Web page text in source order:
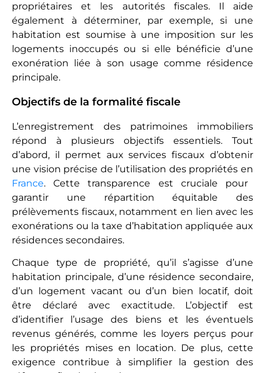
propriétaires et les autorités fiscales. Il aide
également à déterminer, par exemple, si une
habitation est soumise à une imposition sur les
logements inoccupés ou si elle bénéficie d’une
exonération liée à son usage comme résidence
principale.
Objectifs de la formalité fiscale
L’enregistrement des patrimoines immobiliers
répond à plusieurs objectifs essentiels. Tout
d’abord, il permet aux services fiscaux d’obtenir
une vision précise de l’utilisation des propriétés en
France. Cette transparence est cruciale pour
garantir une répartition équitable des
prélèvements fiscaux, notamment en lien avec les
exonérations ou la taxe d’habitation appliquée aux
résidences secondaires.
Chaque type de propriété, qu’il s’agisse d’une
habitation principale, d’une résidence secondaire,
d’un logement vacant ou d’un bien locatif, doit
être déclaré avec exactitude. L’objectif est
d’identifier l’usage des biens et les éventuels
revenus générés, comme les loyers perçus pour
les propriétés mises en location. De plus, cette
exigence contribue à simplifier la gestion des